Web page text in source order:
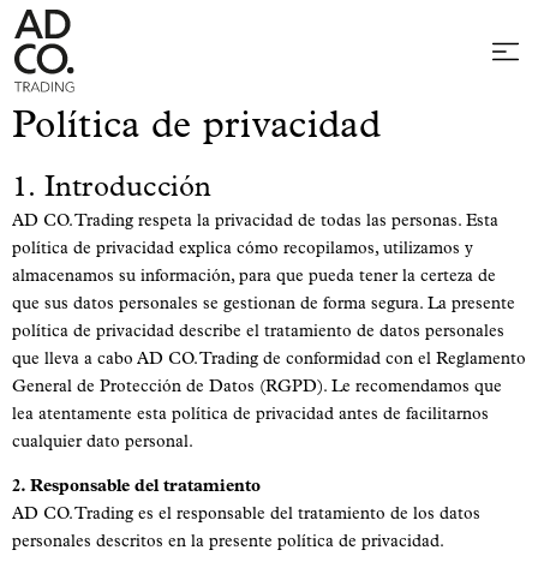
Política de privacidad
1. Introducción
AD CO. Trading respeta la privacidad de todas las personas. Esta
política de privacidad explica cómo recopilamos, utilizamos y
almacenamos su información, para que pueda tener la certeza de
que sus datos personales se gestionan de forma segura. La presente
política de privacidad describe el tratamiento de datos personales
que lleva a cabo AD CO. Trading de conformidad con el Reglamento
General de Protección de Datos (RGPD). Le recomendamos que
lea atentamente esta política de privacidad antes de facilitarnos
cualquier dato personal.
2. Responsable del tratamiento
AD CO. Trading es el responsable del tratamiento de los datos
personales descritos en la presente política de privacidad.